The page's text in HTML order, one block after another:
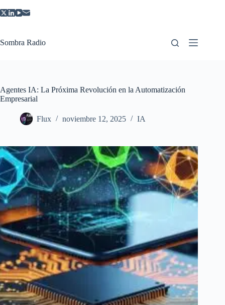
al
Sombra Radio
Agentes IA: La Próxima Revolución en la Automatización
Empresarial
Flux noviembre 12, 2025 IA